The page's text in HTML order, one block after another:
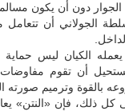
الجوار دون أن يكون
الجولاني أن تتعامل
يعمله الكيان ليس
أن تقوم
بالقوة وترميم صورته
كل ذلك، فإن «النتن»